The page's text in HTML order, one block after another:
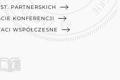
PARTNERSKICH
KONFERENCJI
WSPÓŁCZESNE